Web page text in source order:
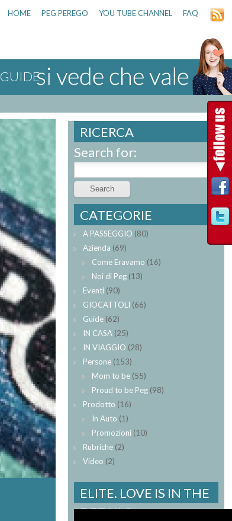
HOME PEG PEREGO YOU TUBE CHANNEL FAQ
GUIDE
RICERCA
Search for:
CATEGORIE
A PASSEGGIO (80)
Azienda (69)
Come Eravamo (16)
Noi di Peg (13)
Eventi (90)
GIOCATTOLI (66)
Guide (62)
IN CASA (25)
IN VIAGGIO (28)
Persone (153)
Mom to be (55)
Proud to be Peg (98)
Prodotto (16)
In Auto (1)
Promozioni (10)
Rubriche (2)
Video (2)
ELITE. LOVE IS IN THE
DETAILS.